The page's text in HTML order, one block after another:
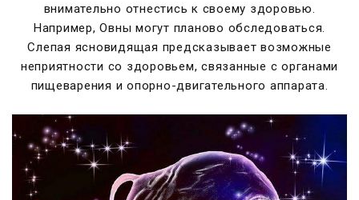
внимательно отнестись к своему здоровью.
Например, Овны могут планово обследоваться.
Слепая ясновидящая предсказывает возможные
неприятности со здоровьем, связанные с органами
пищеварения и опорно-двигательного аппарата.